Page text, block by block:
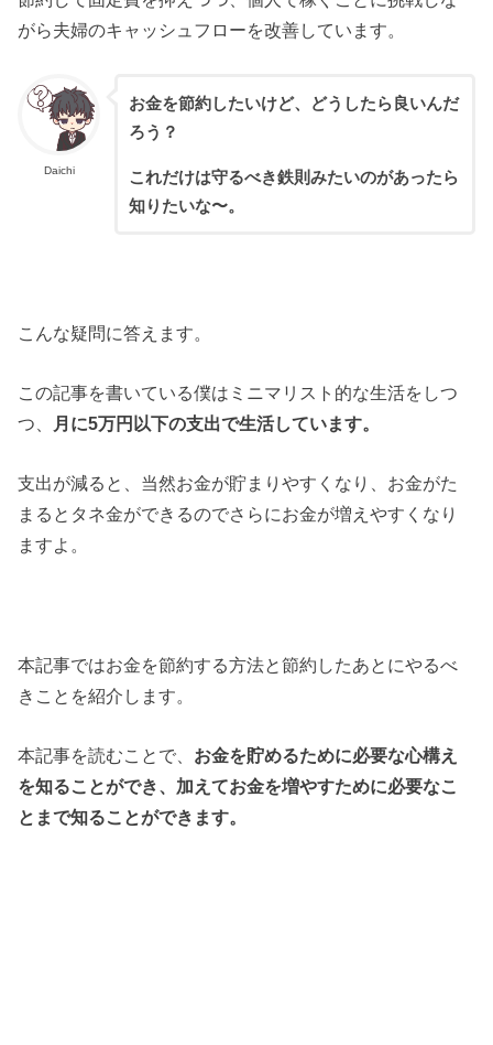
がら夫婦のキャッシュフローを改善しています。
Daichi
お金を節約したいけど、どうしたら良いんだ
ろう？
これだけは守るべき鉄則みたいのがあったら
知りたいな〜。
こんな疑問に答えます。
この記事を書いている僕はミニマリスト的な生活をしつ
つ、
月に5万円以下の支出で生活しています。
支出が減ると、当然お金が貯まりやすくなり、お金がた
まるとタネ金ができるのでさらにお金が増えやすくなり
ますよ。
本記事ではお金を節約する方法と節約したあとにやるべ
きことを紹介します。
本記事を読むことで、 お金を貯めるために必要な心構え
を知ることができ、加えてお金を増やすために必要なこ
とまで知ることができます。